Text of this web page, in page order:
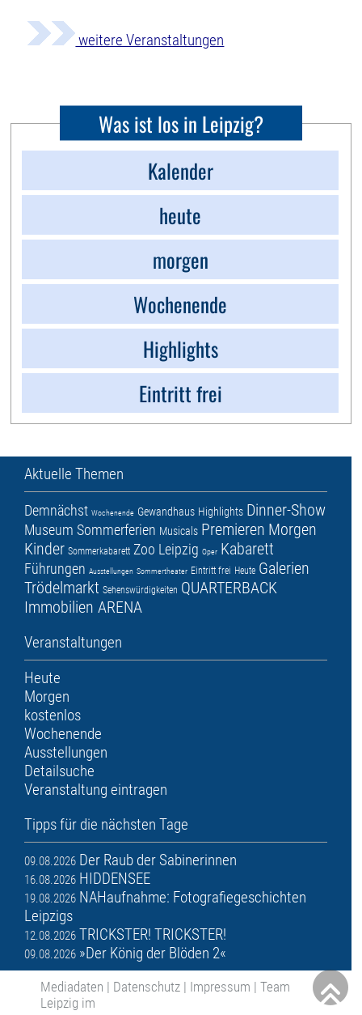
weitere Veranstaltungen
Was ist los in Leipzig?
Kalender
heute
morgen
Wochenende
Highlights
Eintritt frei
Aktuelle Themen
Demnächst Wochenende Gewandhaus Highlights Dinner-Show
Museum Sommerferien Musicals Premieren Morgen
Kinder Sommerkabarett Zoo Leipzig Oper Kabarett
Führungen Ausstellungen Sommertheater Eintritt frei Heute Galerien
Trödelmarkt Sehenswürdigkeiten QUARTERBACK
Immobilien ARENA
Veranstaltungen
Heute
Morgen
kostenlos
Wochenende
Ausstellungen
Detailsuche
Veranstaltung eintragen
Tipps für die nächsten Tage
09.08.2026 Der Raub der Sabinerinnen
16.08.2026 HIDDENSEE
19.08.2026 NAHaufnahme: Fotografiegeschichten
Leipzigs
12.08.2026 TRICKSTER! TRICKSTER!
09.08.2026 »Der König der Blöden 2«
Mediadaten | Datenschutz | Impressum | Team
Leipzig im